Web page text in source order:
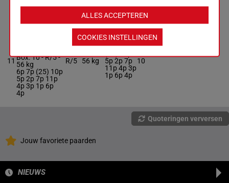
11 Box: 10 -R/5 -
56 kg
6p 7p (25) 10p
5p 2p 7p 11p
4p 3p 1p 6p
4p
R/5 56 kg
6p 7p
5p 2p 7p
11p 4p 3p
1p 6p 4p
10
Quoteringen verversen
Jouw favoriete paarden
NIEUWS
ALLES ACCEPTEREN
COOKIES INSTELLINGEN